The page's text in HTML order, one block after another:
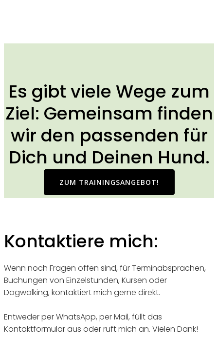
Es gibt vie­le Wege zum
Ziel: Gemein­sam fin­den
wir den pas­sen­den für
Dich und Deinen Hund.
ZUM TRAI­NINGS­AN­GE­BOT!
Kontaktiere mich:
Wenn noch Fragen offen sind, für Terminabsprachen,
Buchungen von Einzelstunden, Kursen oder
Dogwalking, kontaktiert mich gerne direkt.
Entweder per WhatsApp, per Mail, füllt das
Kontaktformular aus oder ruft mich an. Vielen Dank!